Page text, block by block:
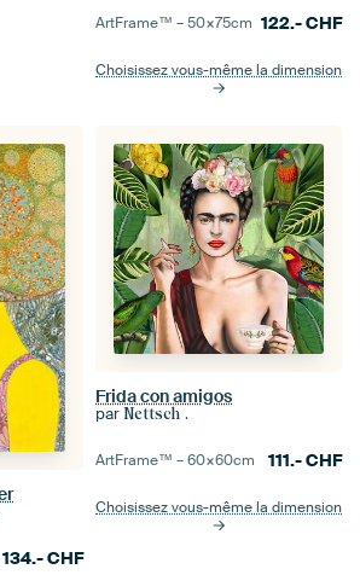
ArtFrame™ –50×75cm 122.-CHF
Choisissez vous-même la dimension
134.-CHF
Frida con amigos
par Nettsch .
ArtFrame™ –60×60cm 111.-CHF
Choisissez vous-même la dimension